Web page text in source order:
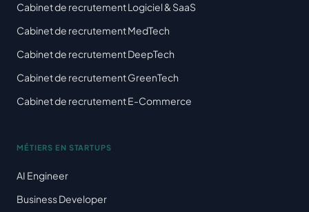
Cabinet de recrutement Logiciel & SaaS
Cabinet de recrutement MedTech
Cabinet de recrutement DeepTech
Cabinet de recrutement GreenTech
Cabinet de recrutement E-Commerce
MÉTIERS EN STARTUPS
AI Engineer
Business Developer